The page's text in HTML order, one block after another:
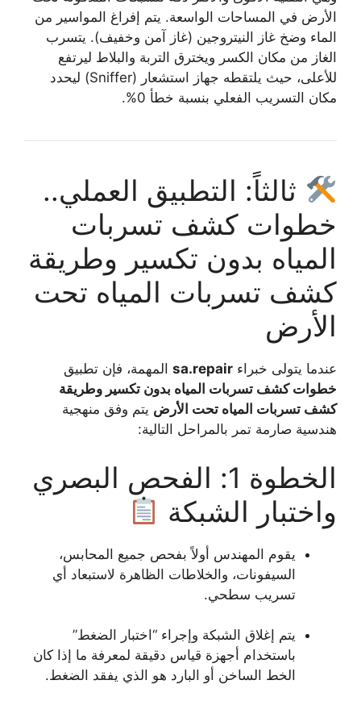
الأرض في المساحات الواسعة. يتم إفراغ المواسير من
الماء وضخ غاز النيتروجين (غاز آمن وخفيف). يتسرب
الغاز من مكان الكسر ويخترق التربة والبلاط ليرتفع
للأعلى، حيث يلتقطه جهاز استشعار (Sniffer) ليحدد
مكان التسريب الفعلي بنسبة خطأ 0%.
ثالثاً: التطبيق العملي..
خطوات كشف تسربات
المياه بدون تكسير وطريقة
كشف تسربات المياه تحت
الأرض
عندما يتولى خبراء sa.repair المهمة، فإن تطبيق
خطوات كشف تسربات المياه بدون تكسير وطريقة
كشف تسربات المياه تحت الأرض يتم وفق منهجية
هندسية صارمة تمر بالمراحل التالية:
الخطوة 1: الفحص البصري
واختبار الشبكة
يقوم المهندس أولاً بفحص جميع المحابس،
السيفونات، والخلاطات الظاهرة لاستبعاد أي
تسريب سطحي.
يتم إغلاق الشبكة وإجراء “اختبار الضغط”
باستخدام أجهزة قياس دقيقة لمعرفة ما إذا كان
الخط الساخن أو البارد هو الذي يفقد الضغط.